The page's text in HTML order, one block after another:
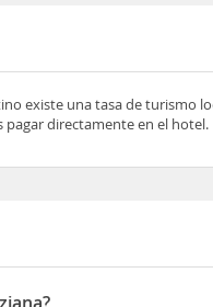
existe una tasa de turismo
pagar directamente en el hotel.